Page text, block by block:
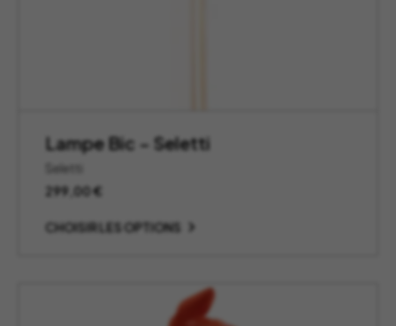
Lampe Bic – Seletti
Seletti
299,00€
CHOISIR LES OPTIONS